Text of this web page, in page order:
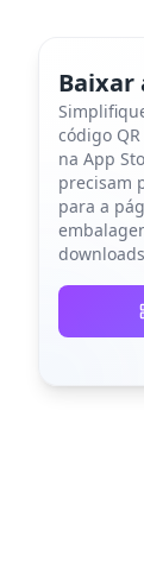
Baixar
código
na App
precisam
para a